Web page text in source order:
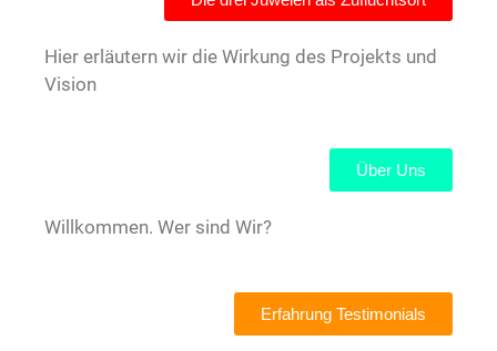
Hier erläutern wir die Wirkung des Projekts und
Vision
Über Uns
Willkommen. Wer sind Wir?
Erfahrung Testimonials